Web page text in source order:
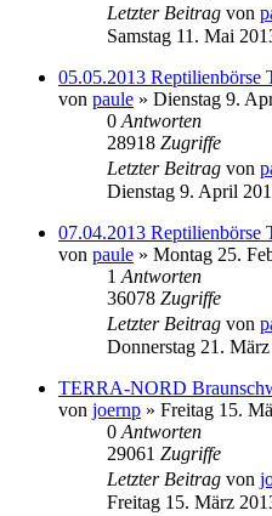
Letzter Beitrag von
Samstag 11. Mai
05.05.2013 Reptilienbörse
von paule » Dienstag 9.
0 Antworten
28918 Zugriffe
Letzter Beitrag von
Dienstag 9. April
07.04.2013 Reptilienbörse
von paule » Montag 25.
1 Antworten
36078 Zugriffe
Letzter Beitrag von
Donnerstag 21.
TERRA-NORD
von joernp » Freitag 15.
0 Antworten
29061 Zugriffe
Letzter Beitrag von
Freitag 15. März